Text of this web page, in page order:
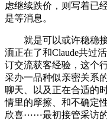
虑继续跌价，则写着已
是等消息。
就是可以或许稳稳接
湎正在了和Claude共过
订交流获客经验，这个
采办一品种似亲密关系
聊天、以及正在合适的
情里的摩擦、和不确定
欣喜⋯⋯最初接管采访